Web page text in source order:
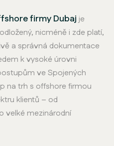
firmy Dubaj je
nicméně i zde platí,
a správná dokumentace
k vysoké úrovni
ve Spojených
na trh s offshore firmou
klientů – od
velké mezinárodní